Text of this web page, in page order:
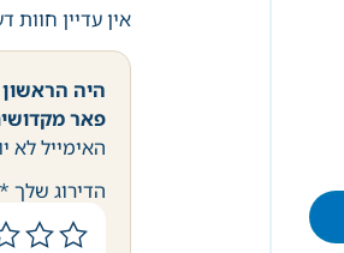
אין עדיין חוות
היה
פאר
האימייל לא
הדירוג שלך *